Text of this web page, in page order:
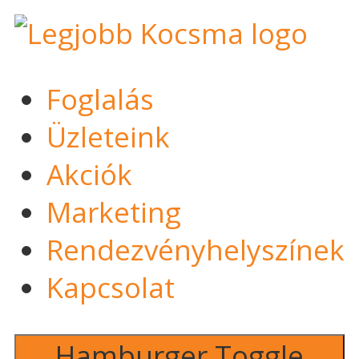
Foglalás
Üzleteink
Akciók
Marketing
Rendezvényhelyszínek
Kapcsolat